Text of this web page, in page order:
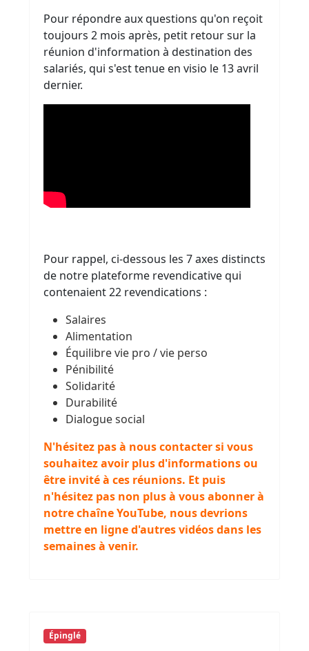
Pour répondre aux questions qu'on reçoit
toujours 2 mois après, petit retour sur la
réunion d'information à destination des
salariés, qui s'est tenue en visio le 13 avril
dernier.
Pour rappel, ci-dessous les 7 axes distincts
de notre plateforme revendicative qui
contenaient 22 revendications :
Salaires
Alimentation
Équilibre vie pro / vie perso
Pénibilité
Solidarité
Durabilité
Dialogue social
N'hésitez pas à nous contacter si vous
souhaitez avoir plus d'informations ou
être invité à ces réunions. Et puis
n'hésitez pas non plus à vous abonner à
notre chaîne YouTube, nous devrions
mettre en ligne d'autres vidéos dans les
semaines à venir.
Épinglé